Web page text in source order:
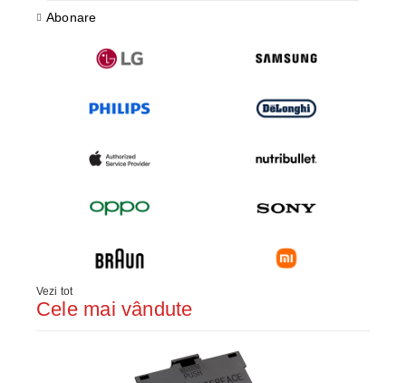
Abonare
Vezi tot
Cele mai vândute